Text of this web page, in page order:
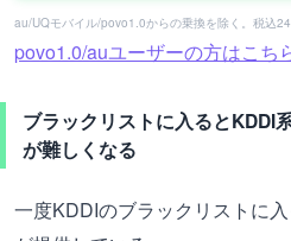
au/UQモバイル/povo1.0からの乗換を除く。税込
povo1.0/auユーザーの方はこち
ブラックリストに入るとKDDI
が難しくなる
一度KDDIのブラックリストに